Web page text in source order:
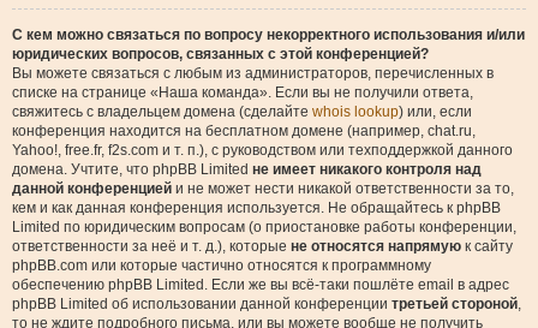
С кем можно связаться по вопросу некорректного использования и/или
юридических вопросов, связанных с этой конференцией?
Вы можете связаться с любым из администраторов, перечисленных в
списке на странице «Наша команда». Если вы не получили ответа,
свяжитесь с владельцем домена (сделайте whois lookup) или, если
конференция находится на бесплатном домене (например, chat.ru,
Yahoo!, free.fr, f2s.com и т. п.), с руководством или техподдержкой данного
домена. Учтите, что phpBB Limited не имеет никакого контроля над
данной конференцией и не может нести никакой ответственности за то,
кем и как данная конференция используется. Не обращайтесь к phpBB
Limited по юридическим вопросам (о приостановке работы конференции,
ответственности за неё и т. д.), которые не относятся напрямую к сайту
phpBB.com или которые частично относятся к программному
обеспечению phpBB Limited. Если же вы всё-таки пошлёте email в адрес
phpBB Limited об использовании данной конференции третьей стороной,
то не ждите подробного письма, или вы можете вообще не получить